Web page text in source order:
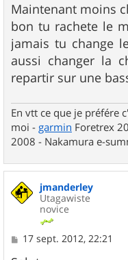
Maintenant moins
bon tu rachete le
jamais tu change
aussi changer la
repartir sur une
En vtt ce que je préfére
moi - garmin Foretrex
2008 - Nakamura e-
jmanderley
Utagawiste
novice
M17 sept. 2012, 22:21